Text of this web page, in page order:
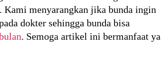
Kami menyarangkan jika bunda ingin
dokter sehingga bunda bisa
. Semoga artikel ini bermanfaat ya